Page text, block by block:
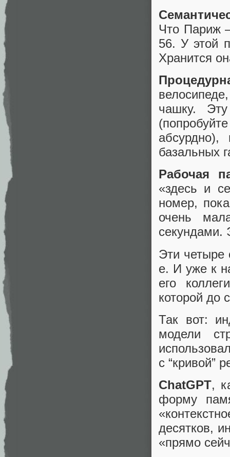
Что Париж
56. У этой
Хранится
чашку.
базальных
Рабочая
«здесь и
номер,
очень
секундами.
Эти четыре
е. И уже к
его
которой до
Так вот:
модели
с “кривой”
ChatGPT,
форму
десятков,
«прямо